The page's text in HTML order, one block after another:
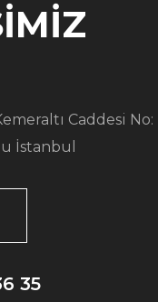
Caddesi No:
İstanbul
35